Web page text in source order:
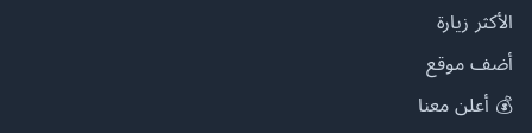
الأكثر زيارة
أضف موقع
💰 أعلن معنا